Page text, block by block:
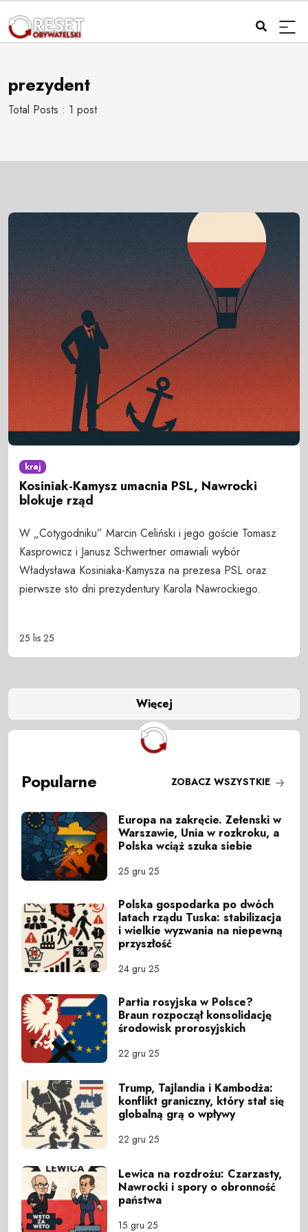
prezydent
Total Posts : 1 post
kraj
Kosiniak-Kamysz umacnia PSL, Nawrocki
blokuje rząd
W „Cotygodniku” Marcin Celiński i jego goście Tomasz
Kasprowicz i Janusz Schwertner omawiali wybór
Władysława Kosiniaka-Kamysza na prezesa PSL oraz
pierwsze sto dni prezydentury Karola Nawrockiego.
25 lis 25
Więcej
Popularne ZOBACZ WSZYSTKIE
Europa na zakręcie. Zełenski w
Warszawie, Unia w rozkroku, a
Polska wciąż szuka siebie
25 gru 25
Polska gospodarka po dwóch
latach rządu Tuska: stabilizacja
i wielkie wyzwania na niepewną
przyszłość
24 gru 25
Partia rosyjska w Polsce?
Braun rozpoczął konsolidację
środowisk prorosyjskich
22 gru 25
Trump, Tajlandia i Kambodża:
konflikt graniczny, który stał się
globalną grą o wpływy
22 gru 25
Lewica na rozdrożu: Czarzasty,
Nawrocki i spory o obronność
państwa
15 gru 25